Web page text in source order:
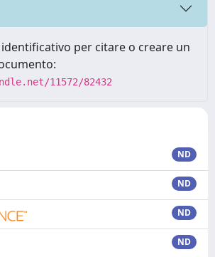
per citare o creare un
11572/82432
ND
ND
ND
ND